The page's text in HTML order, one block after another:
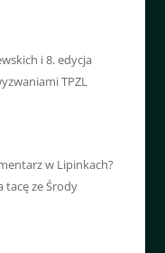
i 8. edycja
TPZL
w Lipinkach?
tacę ze Środy